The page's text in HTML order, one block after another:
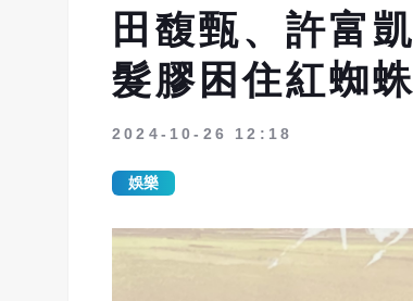
田馥甄、許富
髮膠困住紅蜘蛛
2024-10-26 12:18
娛樂